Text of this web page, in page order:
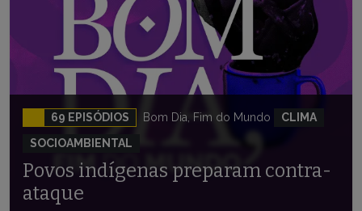
69 EPISÓDIOS Bom Dia, Fim do Mundo
CLIMA
SOCIOAMBIENTAL
Povos indígenas preparam contra-
ataque